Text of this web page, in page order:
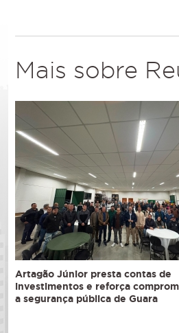
Mais sobre
Artagão Júnior presta contas de
investimentos e reforça
a segurança pública de Guara